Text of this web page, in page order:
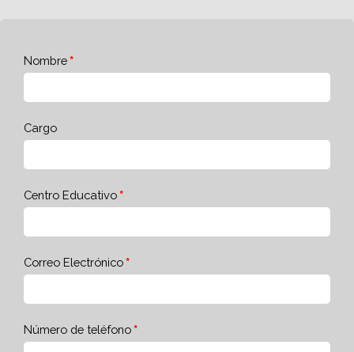
Nombre
Cargo
Centro Educativo
Correo Electrónico
Número de teléfono